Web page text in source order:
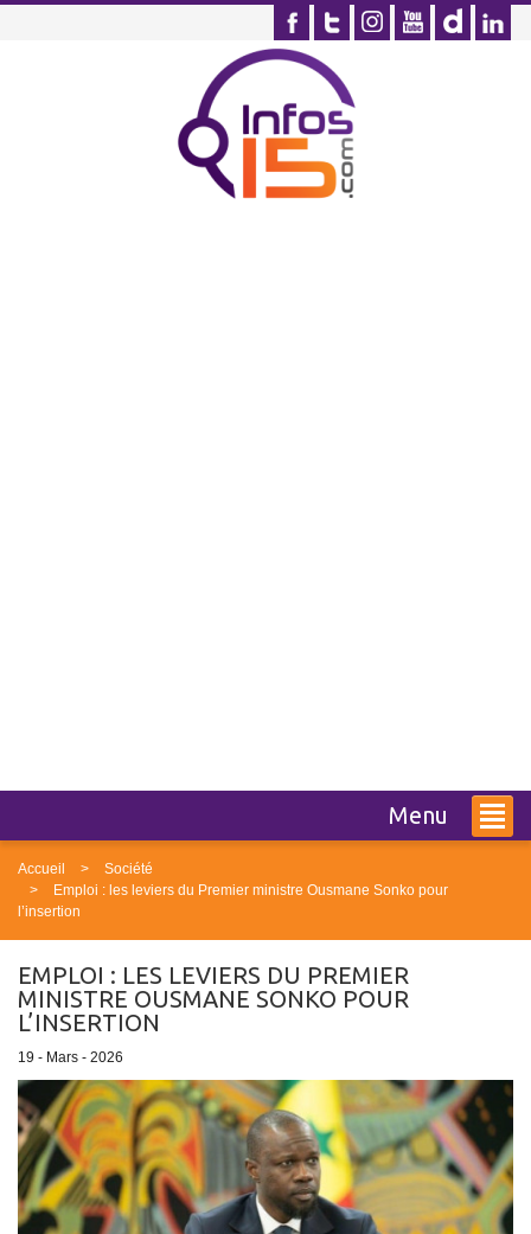
Menu
Accueil
Société
Emploi : les leviers du Premier ministre Ousmane Sonko pour
l’insertion
EMPLOI : LES LEVIERS DU PREMIER
MINISTRE OUSMANE SONKO POUR
L’INSERTION
19 - Mars - 2026